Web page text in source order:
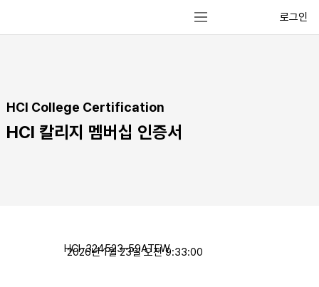
로그인
HCI College Certification
HCI 칼리지 멤버십 인증서
HCI-324523-59ATEW
2026년 1월 23일 오전 9:33:00